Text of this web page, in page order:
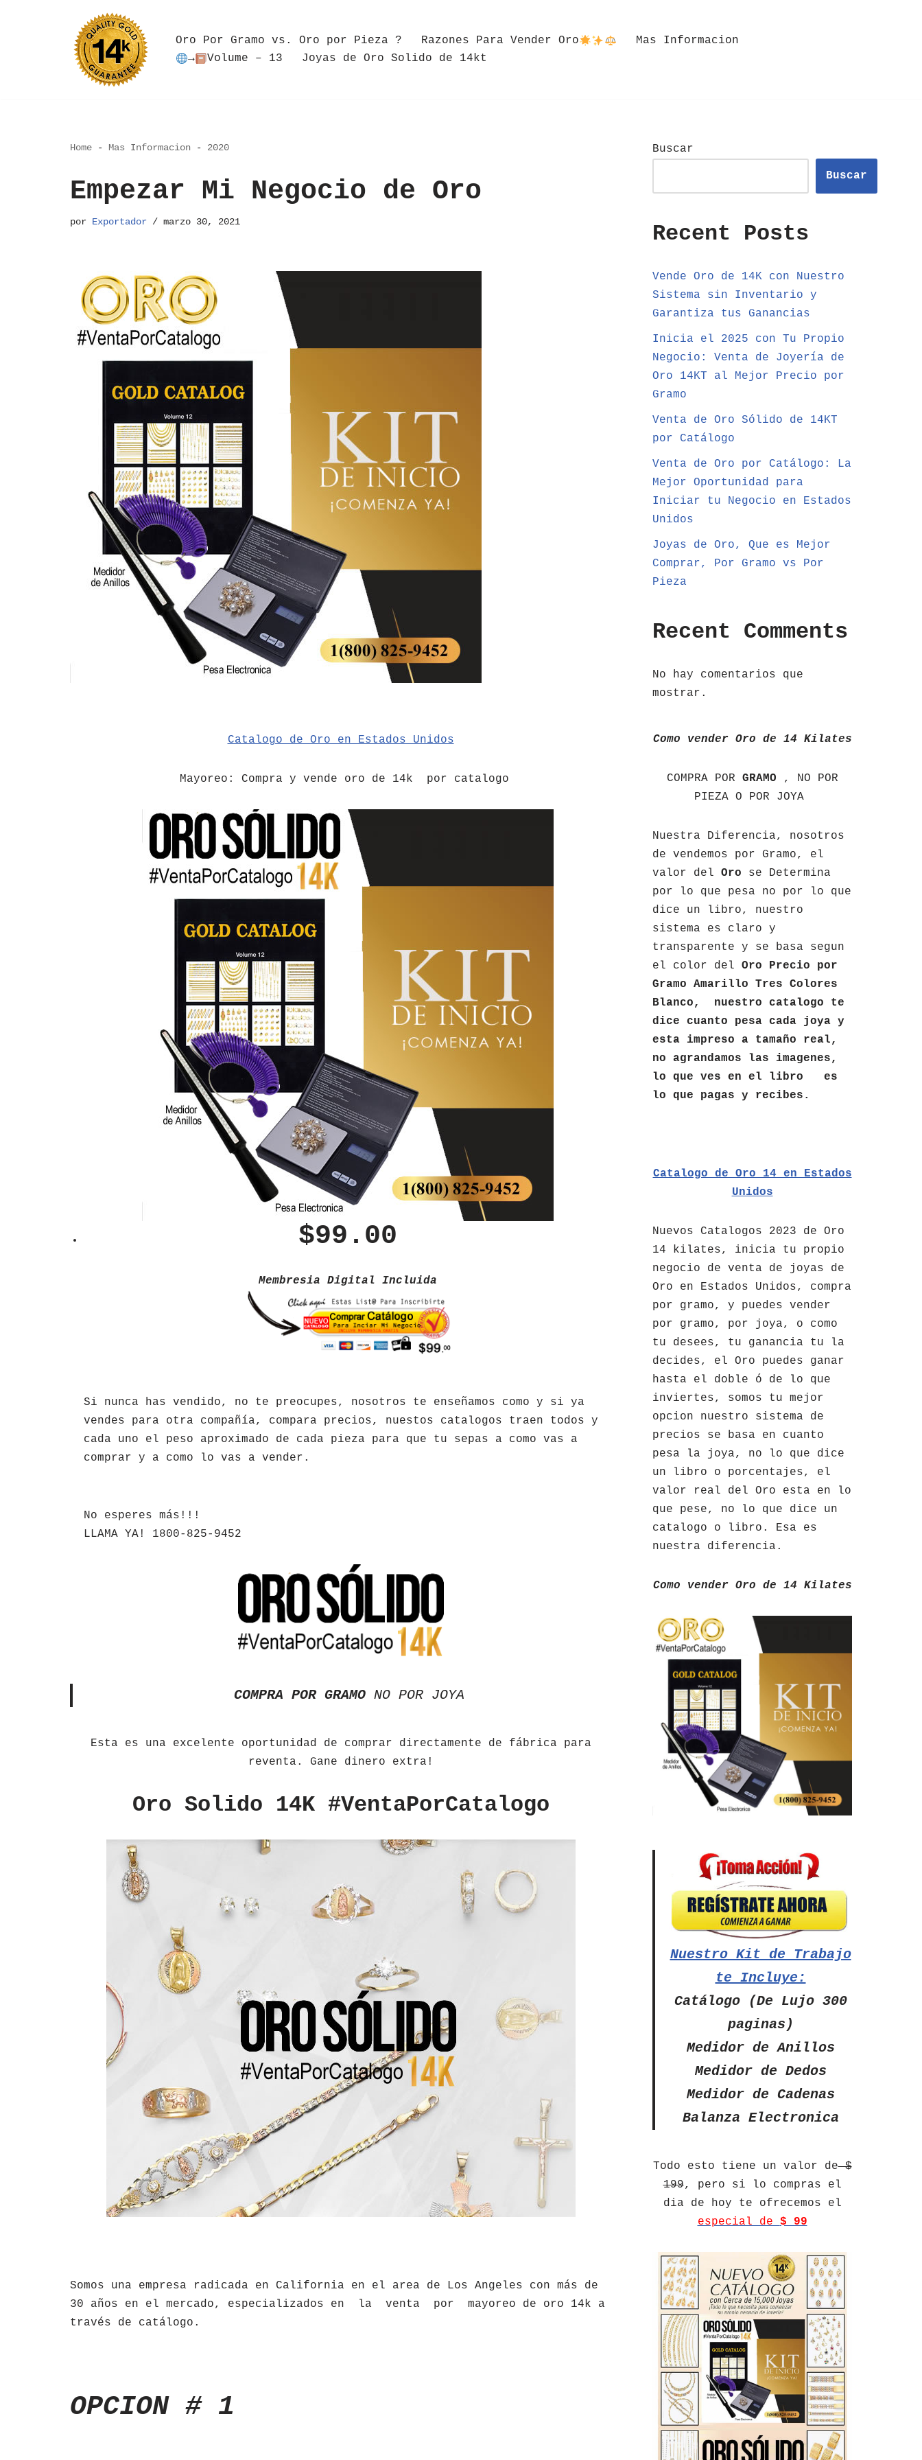
Oro Por Gramo vs. Oro por Pieza ? Razones Para Vender Oro
Mas Informacion
→
Volume – 13 Joyas de Oro Solido de 14kt
Home - Mas Informacion - 2020
Empezar Mi Negocio de Oro
por Exportador marzo 30, 2021
Catalogo de Oro en Estados Unidos
​Mayoreo: Compra y vende oro de 14k por catalogo
$99.00
Membresia Digital Incluida
Si nunca has vendido, no te preocupes, nosotros te enseñamos como y si ya
vendes para otra compañía, compara precios, nuestos catalogos traen todos y
cada uno el peso aproximado de cada pieza para que tu sepas a como vas a
comprar y a como lo vas a vender.
​No esperes más!!!
LLAMA YA! 1800-825-9452
COMPRA POR GRAMO NO POR JOYA
Esta es una excelente oportunidad de comprar directamente de fábrica para
reventa. Gane dinero extra!
Oro Solido 14K #VentaPorCatalogo
Somos una empresa radicada en California en el area de Los Angeles con más de
30 años en el mercado, especializados en la venta por mayoreo de oro 14k a
través de catálogo.
OPCION # 1
Buscar
Buscar
Recent Posts
Vende Oro de 14K con Nuestro
Sistema sin Inventario y
Garantiza tus Ganancias
Inicia el 2025 con Tu Propio
Negocio: Venta de Joyería de
Oro 14KT al Mejor Precio por
Gramo
Venta de Oro Sólido de 14KT
por Catálogo
Venta de Oro por Catálogo: La
Mejor Oportunidad para
Iniciar tu Negocio en Estados
Unidos
Joyas de Oro, Que es Mejor
Comprar, Por Gramo vs Por
Pieza
Recent Comments
No hay comentarios que
mostrar.
Como vender Oro de 14 Kilates
COMPRA POR GRAMO
, NO POR
PIEZA O POR JOYA
Nuestra Diferencia, nosotros
de vendemos por Gramo, el
valor del Oro se Determina
por lo que pesa no por lo que
dice un libro, nuestro
sistema es claro y
transparente y se basa segun
el color del Oro Precio por
Gramo Amarillo Tres Colores
Blanco, nuestro catalogo te
dice cuanto pesa cada joya y
esta impreso a tamaño real,
no agrandamos las imagenes,
lo que ves en el libro es
lo que pagas y recibes.
Catalogo de Oro 14 en Estados
Unidos
Nuevos Catalogos 2023 de Oro
14 kilates, inicia tu propio
negocio de venta de joyas de
Oro en Estados Unidos, compra
por gramo, y puedes vender
por gramo, por joya, o como
tu desees, tu ganancia tu la
decides, el Oro puedes ganar
hasta el doble ó de lo que
inviertes, somos tu mejor
opcion nuestro sistema de
precios se basa en cuanto
pesa la joya, no lo que dice
un libro o porcentajes, el
valor real del Oro esta en lo
que pese, no lo que dice un
catalogo o libro. Esa es
nuestra diferencia.
Como vender Oro de 14 Kilates
Nuestro Kit de Trabajo
te Incluye:
Catálogo (De Lujo 300
paginas)
Medidor de Anillos
Medidor de Dedos
Medidor de Cadenas
Balanza Electronica
Todo esto tiene un valor de$
199, pero si lo compras el
dia de hoy te ofrecemos el
especial de $ 99